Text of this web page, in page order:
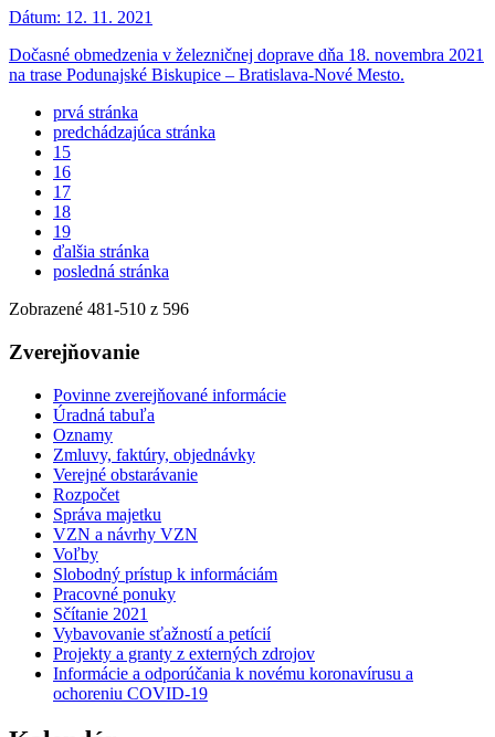
Dátum: 12. 11. 2021
Dočasné obmedzenia v železničnej doprave dňa 18. novembra 2021
na trase Podunajské Biskupice – Bratislava-Nové Mesto.
prvá stránka
predchádzajúca stránka
15
16
17
18
19
ďalšia stránka
posledná stránka
Zobrazené 481-510 z 596
Zverejňovanie
Povinne zverejňované informácie
Úradná tabuľa
Oznamy
Zmluvy, faktúry, objednávky
Verejné obstarávanie
Rozpočet
Správa majetku
VZN a návrhy VZN
Voľby
Slobodný prístup k informáciám
Pracovné ponuky
Sčítanie 2021
Vybavovanie sťažností a petícií
Projekty a granty z externých zdrojov
Informácie a odporúčania k novému koronavírusu a
ochoreniu COVID-19